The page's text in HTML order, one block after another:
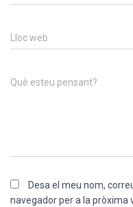
Lloc web
Què esteu pensant?
Desa el meu nom,
navegador per a la pròxima